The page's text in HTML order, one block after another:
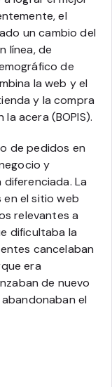
el
un cambio del
línea, de
de
la web y el
y la compra
acera (BOPIS).
de pedidos en
y
La
el sitio web
relevantes a
dificultaba la
cancelaban
era
de nuevo
el